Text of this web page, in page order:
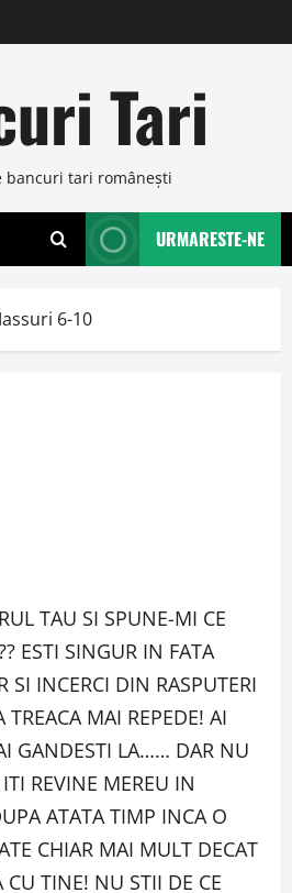
Tari
bancuri tari româneşti
URMARESTE-NE
6-10
TAU SI SPUNE-MI CE
ESTI SINGUR IN FATA
SI INCERCI DIN RASPUTERI
TREACA MAI REPEDE! AI
GANDESTI LA…… DAR NU
REVINE MEREU IN
ATATA TIMP INCA O
CHIAR MAI MULT DECAT
TINE! NU STII DE CE